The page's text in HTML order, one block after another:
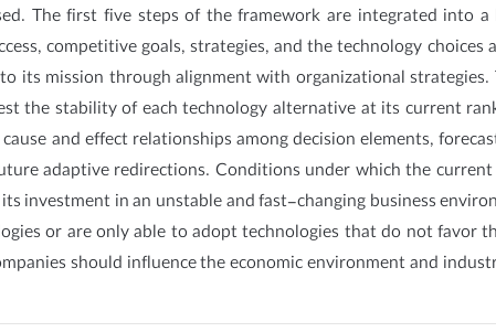
The first five steps of the framework are integrated into a
competitive goals, strategies, and the technology choices
its mission through alignment with organizational
the stability of each technology alternative at its current
and effect relationships among decision elements,
adaptive redirections. Conditions under which the
investment in an unstable and fast-changing business
or are only able to adopt technologies that do not favor
should influence the economic environment and